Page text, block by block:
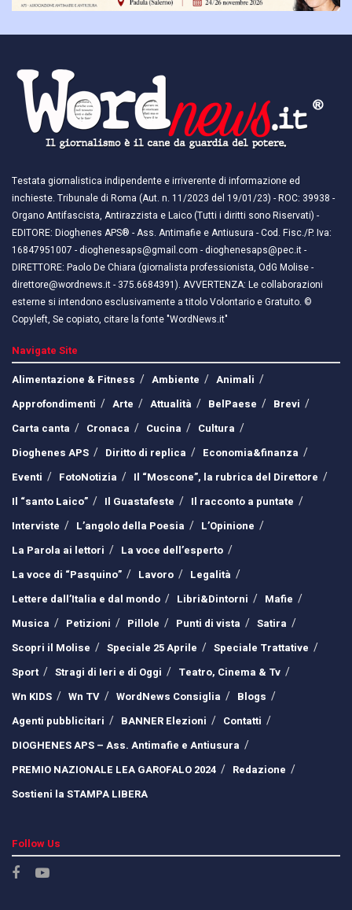
Testata giornalistica indipendente e irriverente di informazione ed
inchieste. Tribunale di Roma (Aut. n. 11/2023 del 19/01/23) - ROC: 39938 -
Organo Antifascista, Antirazzista e Laico (Tutti i diritti sono Riservati) -
EDITORE: Dioghenes APS® - Ass. Antimafie e Antiusura - Cod. Fisc./P. Iva:
16847951007 - dioghenesaps@gmail.com - dioghenesaps@pec.it - ​​
DIRETTORE: Paolo De Chiara (giornalista professionista, OdG Molise -
direttore@wordnews.it - ​​375.6684391). AVVERTENZA: Le collaborazioni
esterne si intendono esclusivamente a titolo Volontario e Gratuito. ©
Copyleft, Se copiato, citare la fonte "WordNews.it"
Navigate Site
Alimentazione & Fitness
Ambiente
Animali
Approfondimenti
Arte Attualità BelPaese
Brevi
Carta canta
Cronaca Cucina
Cultura
Dioghenes APS
Diritto di replica
Economia&finanza
Eventi
FotoNotizia
Il “Moscone”, la rubrica del Direttore
Il “santo Laico”
Il Guastafeste
Il racconto a puntate
Interviste
L’angolo della Poesia
L’Opinione
La Parola ai lettori
La voce dell’esperto
La voce di “Pasquino”
Lavoro
Legalità
Lettere dall’Italia e dal mondo
Libri&Dintorni
Mafie
Musica
Petizioni Pillole Punti di vista
Satira
Scopri il Molise
Speciale 25 Aprile
Speciale Trattative
Sport
Stragi di Ieri e di Oggi
Teatro, Cinema & Tv
Wn KIDS
Wn TV WordNews Consiglia
Blogs
Agenti pubblicitari
BANNER Elezioni
Contatti
DIOGHENES APS – Ass. Antimafie e Antiusura
PREMIO NAZIONALE LEA GAROFALO 2024
Redazione
Sostieni la STAMPA LIBERA
Follow Us